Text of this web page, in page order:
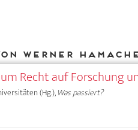
Werner
Recht auf Forschung
(Hg.),Was passiert?